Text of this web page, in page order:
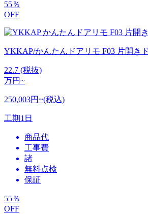
55％
OFF
YKKAP/かんたんドアリモ F03 片開き
22.7 (税抜)
万円~
250,003円~(税込)
工期1日
商品代
工事費
諸
無料点検
保証
55％
OFF